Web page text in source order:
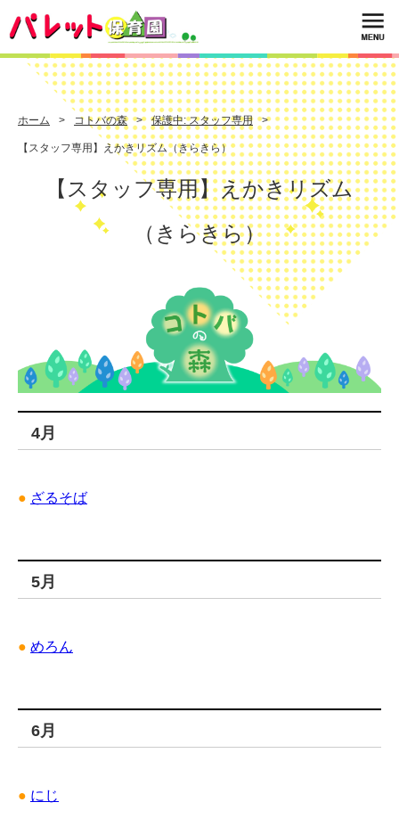
ホーム コトバの森 保護中: スタッフ専用
【スタッフ専用】えかきリズム（きらきら）
【スタッフ専用】えかきリズム
（きらきら）
4月
● ざるそば
5月
● めろん
6月
● にじ